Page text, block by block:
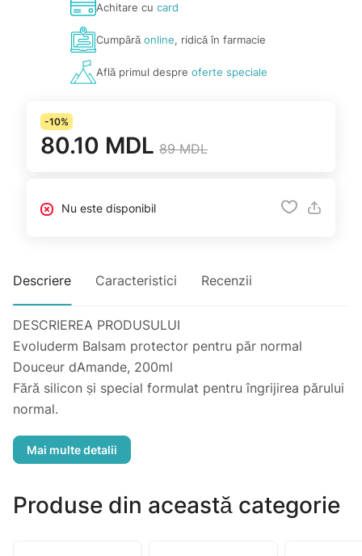
Achitare cu card
Cumpărăonline, ridică în farmacie
Află primul despre oferte speciale
-10%
80.10 MDL 89 MDL
Nu este disponibil
Descriere Caracteristici Recenzii
DESCRIEREA PRODUSULUI
Evoluderm Balsam protector pentru păr normal
Douceur dAmande, 200ml
Fără silicon și special formulat pentru îngrijirea părului
normal.
realizat din ingrediente naturale 97%, catifelează și
îmbogățite cu lapte de migdale dulci și unt de shea din
Burkina Faso.
Produse din această categorie